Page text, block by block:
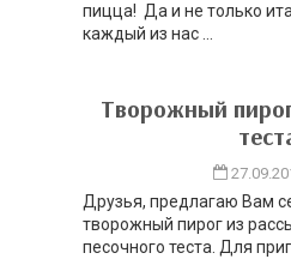
пицца! Да и не только
каждый из нас ...
Творожный
Друзья, предлагаю Вам
творожный пирог из
песочного теста. Для